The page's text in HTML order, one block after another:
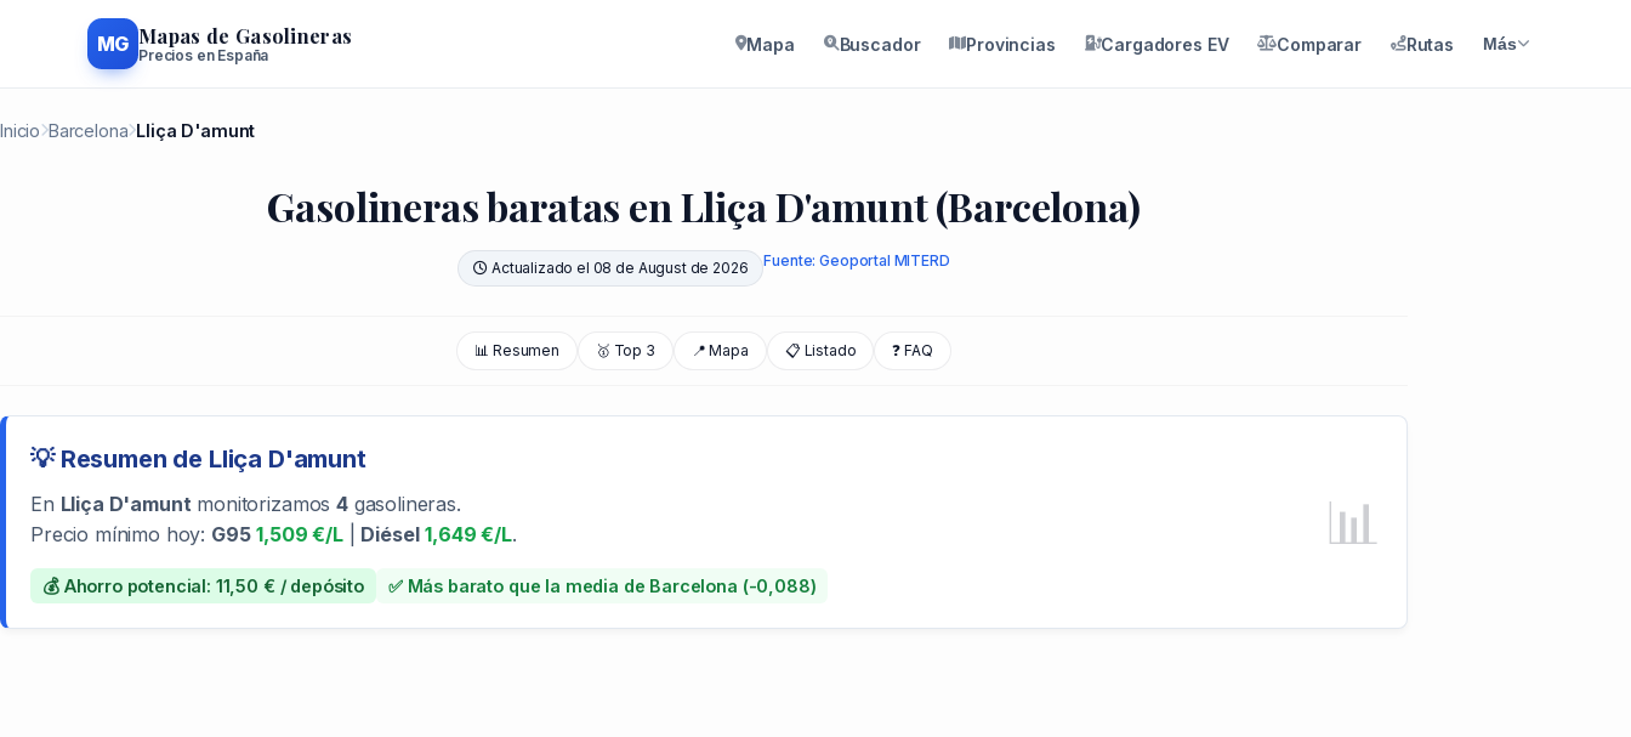
MG Mapas de Gasolineras
Precios en España
Mapa Buscador Provincias Cargadores EV Comparar Rutas Más
Inicio Barcelona Lliça D'amunt
Gasolineras baratas en Lliça D'amunt (Barcelona)
Actualizado el 08 de August de 2026 Fuente: Geoportal MITERD
📊 Resumen 🥇 Top 3 📍 Mapa 📋 Listado ❓ FAQ
💡 Resumen de Lliça D'amunt
En Lliça D'amuntmonitorizamos4gasolineras.
Precio mínimo hoy: G95 1,509 €/L| Diésel 1,649 €/L.
💰 Ahorro potencial: 11,50 € / depósito ✅ Más barato que la media de Barcelona (-0,088)
📊